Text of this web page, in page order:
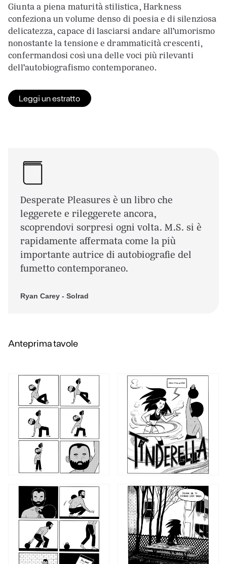
Giunta a piena maturità stilistica, Harkness
confeziona un volume denso di poesia e di silenziosa
delicatezza, capace di lasciarsi andare all’umorismo
nonostante la tensione e drammaticità crescenti,
confermandosi così una delle voci più rilevanti
dell’autobiografismo contemporaneo.
Leggi un estratto
Desperate Pleasures è un libro che
leggerete e rileggerete ancora,
scoprendovi sorpresi ogni volta. M.S. si è
rapidamente affermata come la più
importante autrice di autobiografie del
fumetto contemporaneo.
Ryan Carey - Solrad
Anteprima tavole